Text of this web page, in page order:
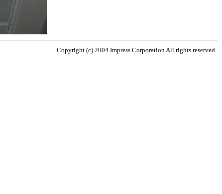
Copyright (c) 2004 Impress Corporation All rights reserved.